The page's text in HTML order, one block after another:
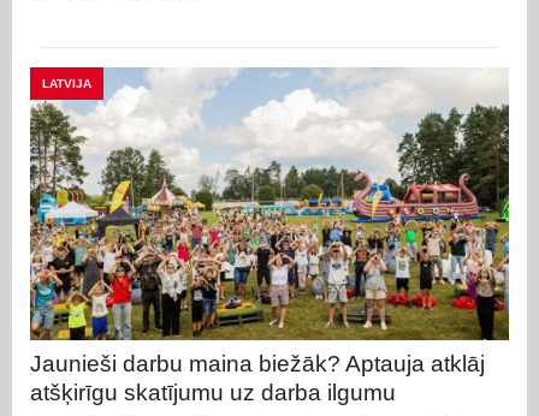
LATVIJA
Jaunieši darbu maina biežāk? Aptauja atklāj
atšķirīgu skatījumu uz darba ilgumu